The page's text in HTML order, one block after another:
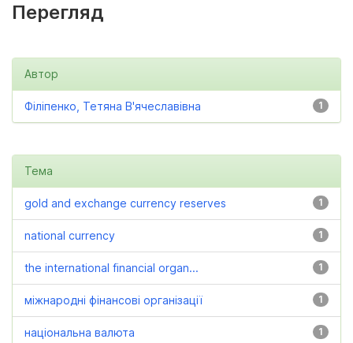
Перегляд
Автор
1
Філіпенко, Тетяна В'ячеславівна
Тема
1
gold and exchange currency reserves
1
national currency
1
the international financial organ...
1
міжнародні фінансові організації
1
національна валюта